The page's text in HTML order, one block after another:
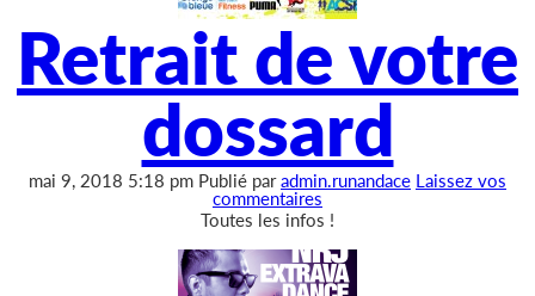
Retrait de votre
dossard
mai 9, 2018 5:18 pm Publié paradmin.runandace Laissez vos
commentaires
Toutes les infos !